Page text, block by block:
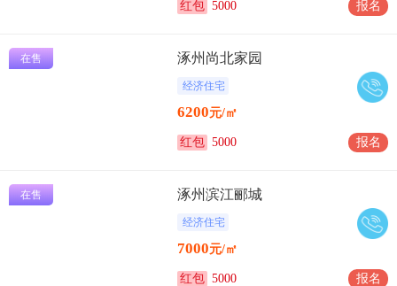
红包 5000 报名
在售 涿州尚北家园
经济住宅
6200元/㎡
红包 5000 报名
在售 涿州滨江郦城
经济住宅
7000元/㎡
红包 5000 报名